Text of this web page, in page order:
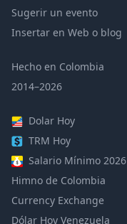
Sugerir un evento
Insertar en Web o blog
Hecho en Colombia
2014–2026
Dolar Hoy
TRM Hoy
Salario Mínimo 2026
Himno de Colombia
Currency Exchange
Dólar Hoy Venezuela